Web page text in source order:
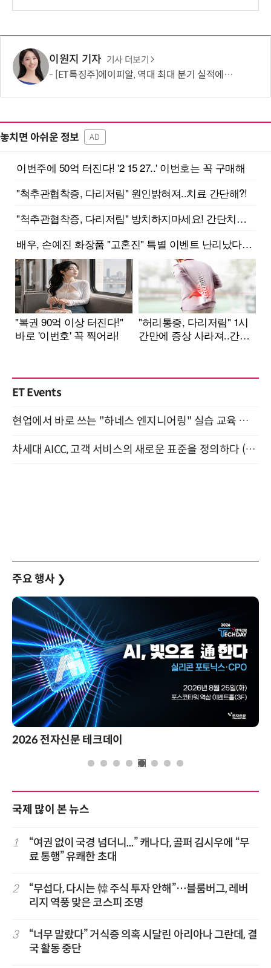
이원지 기자 기사 더보기
[ET특징주]에이피알, 역대 최대 분기 실적에 상승세
놓치면 아쉬운 정보 AD
ET Events
현업에서 바로 쓰는 "하네스 엔지니어링" 실습 교육 워크숍 8월 20일 개최
차세대 AICC, 고객 서비스의 새로운 표준을 정의하다 (9/9)
주요 행사 ❯
2026 전자신문 테크데이
국제 많이 본 뉴스
1
“여권 없이 국경 넘더니...” 캐나다, 골퍼 김시우에 “무
료 통행” 유쾌한 초대
2
“무섭다, 다시는 韓 주식 투자 안해”…블룸버그, 레버
리지 역풍 맞은 코스피 조명
3
“너무 말랐다” 거식증 의혹 시달린 아리아나 그란데, 결
국 활동 중단